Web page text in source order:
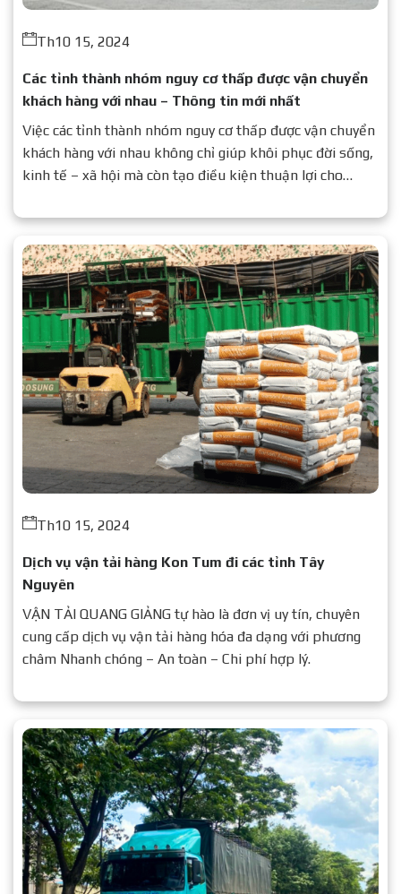
Th10 15, 2024
Các tỉnh thành nhóm nguy cơ thấp được vận chuyển
khách hàng với nhau – Thông tin mới nhất
Việc các tỉnh thành nhóm nguy cơ thấp được vận chuyển
khách hàng với nhau không chỉ giúp khôi phục đời sống,
kinh tế – xã hội mà còn tạo điều kiện thuận lợi cho
Th10 15, 2024
Dịch vụ vận tải hàng Kon Tum đi các tỉnh Tây
Nguyên
VẬN TẢI QUANG GIẢNG tự hào là đơn vị uy tín, chuyên
cung cấp dịch vụ vận tải hàng hóa đa dạng với phương
châm Nhanh chóng – An toàn – Chi phí hợp lý.